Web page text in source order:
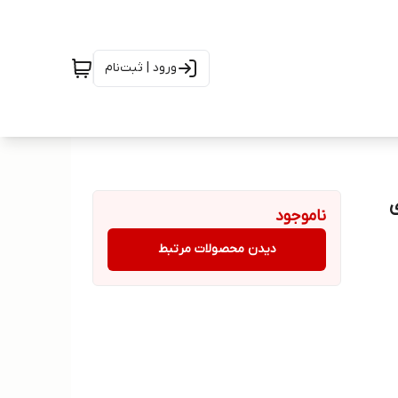
ورود | ثبت‌نام
ناموجود
دیدن محصولات مرتبط